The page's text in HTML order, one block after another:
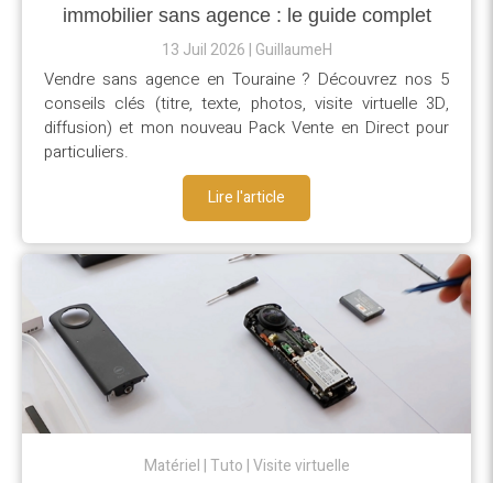
immobilier sans agence : le guide complet
13 Juil 2026 GuillaumeH
Vendre sans agence en Touraine ? Découvrez nos 5
conseils clés (titre, texte, photos, visite virtuelle 3D,
diffusion) et mon nouveau Pack Vente en Direct pour
particuliers.
Lire l'article
Matériel Tuto Visite virtuelle